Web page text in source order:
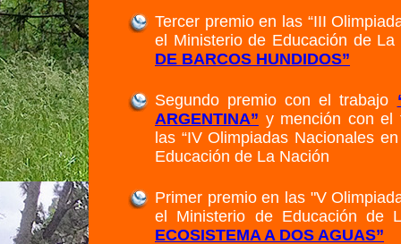
Tercer premio en las “III
el Ministerio de Educación de
DE BARCOS HUNDIDOS”
Segundo premio con el trabajo
ARGENTINA” y mención con
las “IV Olimpiadas Nacionales
Educación de La Nación
Primer premio en las "V
el Ministerio de Educación de
ECOSISTEMA A DOS AGUAS”